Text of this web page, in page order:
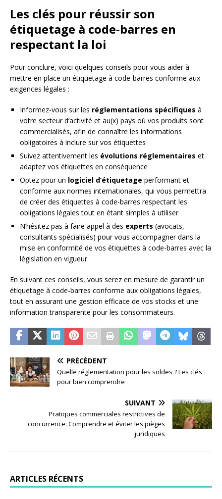
Les clés pour réussir son
étiquetage à code-barres en
respectant la loi
Pour conclure, voici quelques conseils pour vous aider à
mettre en place un étiquetage à code-barres conforme aux
exigences légales :
Informez-vous sur les réglementations spécifiques à
votre secteur d’activité et au(x) pays où vos produits sont
commercialisés, afin de connaître les informations
obligatoires à inclure sur vos étiquettes
Suivez attentivement les évolutions réglementaires et
adaptez vos étiquettes en conséquence
Optez pour un logiciel d’étiquetage performant et
conforme aux normes internationales, qui vous permettra
de créer des étiquettes à code-barres respectant les
obligations légales tout en étant simples à utiliser
N’hésitez pas à faire appel à des experts (avocats,
consultants spécialisés) pour vous accompagner dans la
mise en conformité de vos étiquettes à code-barres avec la
législation en vigueur
En suivant ces conseils, vous serez en mesure de garantir un
étiquetage à code-barres conforme aux obligations légales,
tout en assurant une gestion efficace de vos stocks et une
information transparente pour les consommateurs.
PRÉCÉDENT
Quelle réglementation pour les soldes ? Les clés
pour bien comprendre
SUIVANT
Pratiques commerciales restrictives de
concurrence: Comprendre et éviter les pièges
juridiques
ARTICLES RÉCENTS